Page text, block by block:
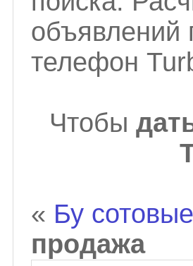
объявлений
телефон
Чтобы
« Бу
продажа